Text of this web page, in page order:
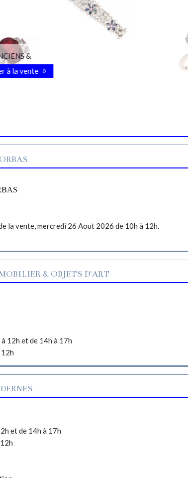
&
à la vente
la vente, mercredi 26 Aout 2026 de 10h à 12h.
& OBJETS D'ART
12h et de 14h à 17h
et de 14h à 17h